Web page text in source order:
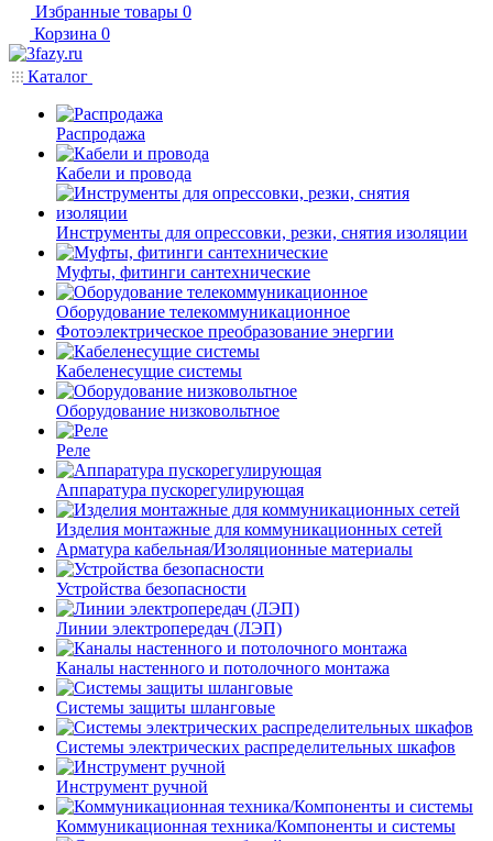
Избранные товары 0
Корзина 0
Каталог
Распродажа
Кабели и провода
Инструменты для опрессовки, резки, снятия изоляции
Муфты, фитинги сантехнические
Оборудование телекоммуникационное
Фотоэлектрическое преобразование энергии
Кабеленесущие системы
Оборудование низковольтное
Реле
Аппаратура пускорегулирующая
Изделия монтажные для коммуникационных сетей
Арматура кабельная/Изоляционные материалы
Устройства безопасности
Линии электропередач (ЛЭП)
Каналы настенного и потолочного монтажа
Системы защиты шланговые
Системы электрических распределительных шкафов
Инструмент ручной
Коммуникационная техника/Компоненты и системы